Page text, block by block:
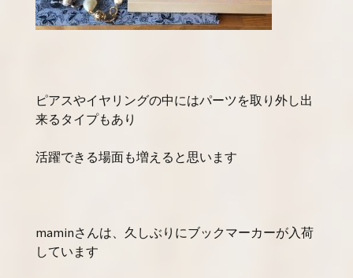
ピアスやイヤリングの中にはパーツを取り外し出
来るタイプもあり
活躍できる場面も増えると思います
maminさんは、久しぶりにブックマーカーが入荷
しています